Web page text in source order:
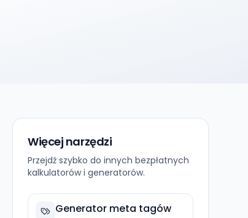
Więcej narzędzi
Przejdź szybko do innych bezpłatnych
kalkulatorów i generatorów.
Generator meta tagów